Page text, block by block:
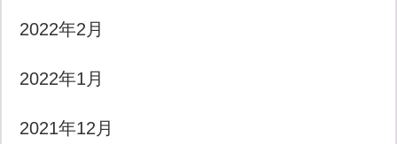
2022年2月
2022年1月
2021年12月